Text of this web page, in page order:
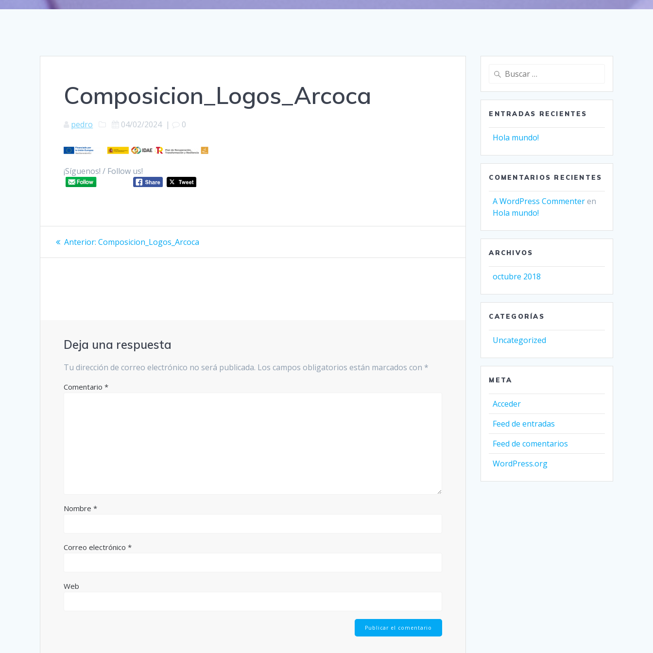
Composicion_Logos_Arcoca
pedro 04/02/2024| 0
¡Síguenos! / Follow us!
Navegación
de
Anterior: Entrada
Composicion_Logos_Arcoca
Deja una respuesta
Tu dirección de correo electrónico no será publicada. Los campos obligatorios están marcados con *
Comentario*
Nombre*
Correo electrónico*
Web
Buscar:
ENTRADAS RECIENTES
Hola mundo!
COMENTARIOS RECIENTES
A WordPress Commenteren
Hola mundo!
ARCHIVOS
octubre 2018
CATEGORÍAS
Uncategorized
META
Acceder
Feed de entradas
Feed de comentarios
WordPress.org